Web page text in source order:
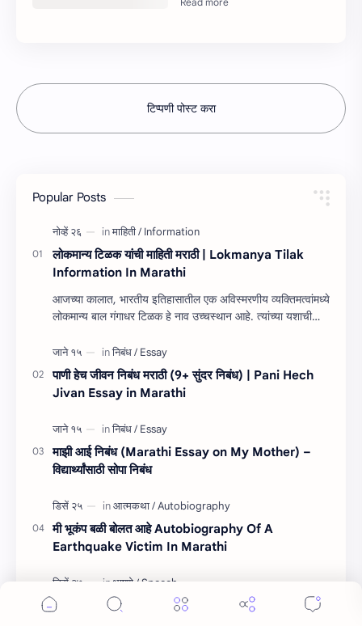
टिप्पणी पोस्ट करा
Popular Posts
लोकमान्य टिळक यांची माहिती मराठी | Lokmanya Tilak
Information In Marathi
आजच्या कालात, भारतीय इतिहासातील एक अविस्मरणीय व्यक्तिमत्वांमध्ये
लोकमान्य बाल गंगाधर टिळक हे नाव उच्चस्थान आहे. त्यांच्या यशाची
पाणी हेच जीवन निबंध मराठी (9+ सुंदर निबंध) | Pani Hech
Jivan Essay in Marathi
माझी आई निबंध (Marathi Essay on My Mother) –
विद्यार्थ्यांसाठी सोपा निबंध
मी भूकंप बळी बोलत आहे Autobiography Of A
Earthquake Victim In Marathi
पाणी हेच जीवन भाषण Pani Hech Jivan Speech In
Cookie Consent
We serve cookies on this site to analyze traffic,
remember your preferences, and optimize your
Accept More Details